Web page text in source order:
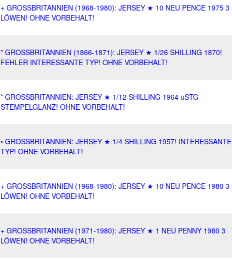
+ GROSSBRITANNIEN (1968-1980): JERSEY ★ 10 NEU PENCE 1975 3
LÖWEN! OHNE VORBEHALT!
* GROSSBRITANNIEN (1866-1871): JERSEY ★ 1/26 SHILLING 1870!
FEHLER INTERESSANTE TYP! OHNE VORBEHALT!
* GROSSBRITANNIEN: JERSEY ★ 1/12 SHILLING 1964 uSTG
STEMPELGLANZ! OHNE VORBEHALT!
• GROSSBRITANNIEN: JERSEY ★ 1/4 SHILLING 1957! INTERESSANTE
TYP! OHNE VORBEHALT!
+ GROSSBRITANNIEN (1968-1980): JERSEY ★ 10 NEU PENCE 1980 3
LÖWEN! OHNE VORBEHALT!
+ GROSSBRITANNIEN (1971-1980): JERSEY ★ 1 NEU PENNY 1980 3
LÖWEN! OHNE VORBEHALT!